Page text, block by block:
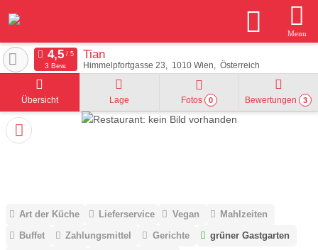
Menu
Tian
Himmelpfortgasse 23 1010 Wien Österreich
3 Bew.
Übersicht Lage Fotos 0 Bewertungen 3
Art der Küche Lieferservice Vegan
Mahlzeiten
Buffet
Zahlungsmittel Gerichte
grüner Gastgarten